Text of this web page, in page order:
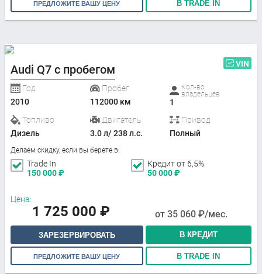
ПРЕДЛОЖИТЕ ВАШУ ЦЕНУ В TRADE IN
Audi Q7 с пробегом VIN
Год
2010
Пробег
112000 км
Кол-во
владельцев
1
Топливо
Дизель
Двигатель
3.0 л/ 238 л.с.
Привод
Полный
Делаем скидку, если вы берете в:
Trade In
150 000₽
Кредит от 6,5%
50 000₽
Цена:
1 725 000 ₽ от 35 060 ₽/мес.
ЗАРЕЗЕРВИРОВАТЬ В КРЕДИТ
ПРЕДЛОЖИТЕ ВАШУ ЦЕНУ В TRADE IN